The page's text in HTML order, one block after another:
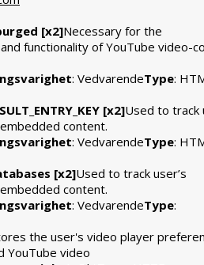
[x2]Necessary for the
functionality of YouTube video-
: VedvarendeType:
[x2]Used to track
content.
: VedvarendeType:
[x2]Used to track user’s
content.
: VedvarendeType:
the user's video player
YouTube video